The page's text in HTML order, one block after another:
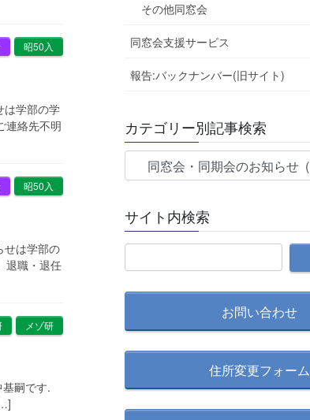
昭50入
は学部の学
連絡先不明
昭50入
せは学部の
退職・退任
メゾ研
嗣です.
その他同窓会
同窓会支援サービス
報告:バックナンバー(旧サイト)
カテゴリー別記事検索
カ
テ
リ
ー
記
事
索
サイト内検索
お問い合わせ
住所変更フォーム